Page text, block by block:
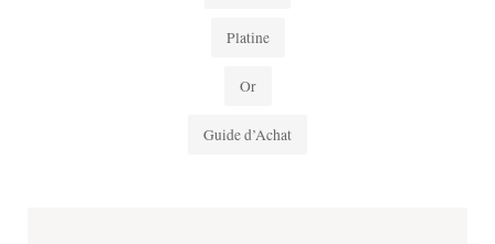
Platine
Or
Guide d’Achat